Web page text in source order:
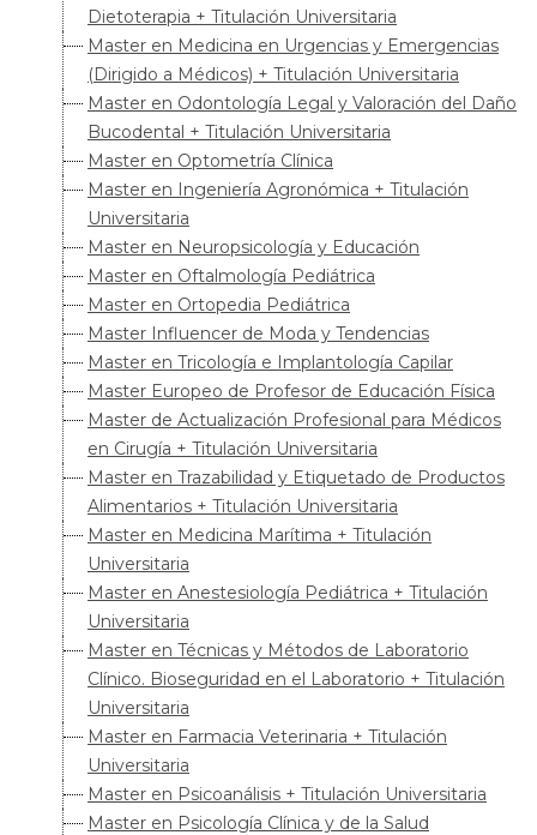
Dietoterapia + Titulación Universitaria
Master en Medicina en Urgencias y Emergencias
(Dirigido a Médicos) + Titulación Universitaria
Master en Odontología Legal y Valoración del Daño
Bucodental + Titulación Universitaria
Master en Optometría Clínica
Master en Ingeniería Agronómica + Titulación
Universitaria
Master en Neuropsicología y Educación
Master en Oftalmología Pediátrica
Master en Ortopedia Pediátrica
Master Influencer de Moda y Tendencias
Master en Tricología e Implantología Capilar
Master Europeo de Profesor de Educación Física
Master de Actualización Profesional para Médicos
en Cirugía + Titulación Universitaria
Master en Trazabilidad y Etiquetado de Productos
Alimentarios + Titulación Universitaria
Master en Medicina Marítima + Titulación
Universitaria
Master en Anestesiología Pediátrica + Titulación
Universitaria
Master en Técnicas y Métodos de Laboratorio
Clínico. Bioseguridad en el Laboratorio + Titulación
Universitaria
Master en Farmacia Veterinaria + Titulación
Universitaria
Master en Psicoanálisis + Titulación Universitaria
Master en Psicología Clínica y de la Salud